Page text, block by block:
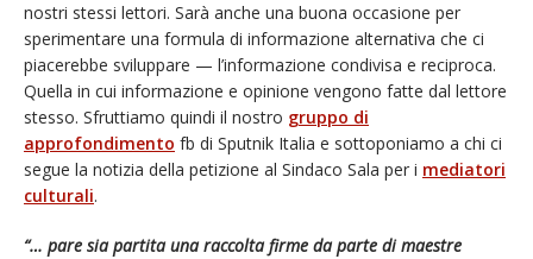
nostri stessi lettori. Sarà anche una buona occasione per
sperimentare una formula di informazione alternativa che ci
piacerebbe sviluppare — l’informazione condivisa e reciproca.
Quella in cui informazione e opinione vengono fatte dal lettore
stesso. Sfruttiamo quindi il nostro gruppo di
approfondimento fb di Sputnik Italia e sottoponiamo a chi ci
segue la notizia della petizione al Sindaco Sala per i mediatori
culturali.
“… pare sia partita una raccolta firme da parte di maestre